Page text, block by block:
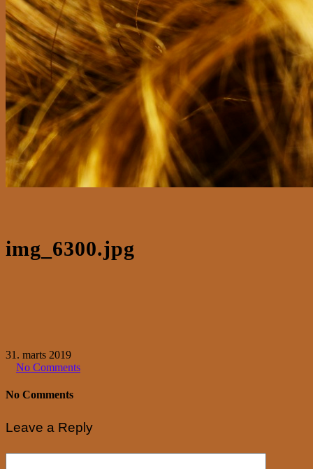
img_6300.jpg
31. marts 2019
No Comments
No Comments
Leave a Reply